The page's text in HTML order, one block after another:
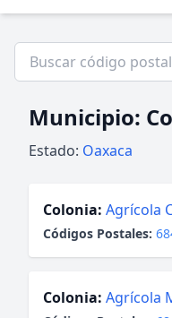
Municipio:
Estado: Oaxaca
Colonia: Agrícola
Códigos Postales:
Colonia: Agrícola